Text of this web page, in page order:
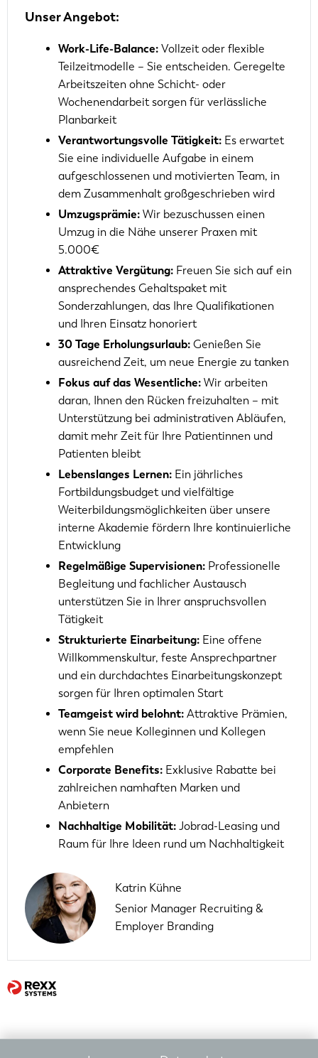
Unser Angebot:
Work-Life-Balance: Vollzeit oder flexible
Teilzeitmodelle – Sie entscheiden. Geregelte
Arbeitszeiten ohne Schicht- oder
Wochenendarbeit sorgen für verlässliche
Planbarkeit
Verantwortungsvolle Tätigkeit: Es erwartet
Sie eine individuelle Aufgabe in einem
aufgeschlossenen und motivierten Team, in
dem Zusammenhalt großgeschrieben wird
Umzugsprämie: Wir bezuschussen einen
Umzug in die Nähe unserer Praxen mit
5.000€
Attraktive Vergütung: Freuen Sie sich auf ein
ansprechendes Gehaltspaket mit
Sonderzahlungen, das Ihre Qualifikationen
und Ihren Einsatz honoriert
30 Tage Erholungsurlaub: Genießen Sie
ausreichend Zeit, um neue Energie zu tanken
Fokus auf das Wesentliche: Wir arbeiten
daran, Ihnen den Rücken freizuhalten – mit
Unterstützung bei administrativen Abläufen,
damit mehr Zeit für Ihre Patientinnen und
Patienten bleibt
Lebenslanges Lernen: Ein jährliches
Fortbildungsbudget und vielfältige
Weiterbildungsmöglichkeiten über unsere
interne Akademie fördern Ihre kontinuierliche
Entwicklung
Regelmäßige Supervisionen: Professionelle
Begleitung und fachlicher Austausch
unterstützen Sie in Ihrer anspruchsvollen
Tätigkeit
Strukturierte Einarbeitung: Eine offene
Willkommenskultur, feste Ansprechpartner
und ein durchdachtes Einarbeitungskonzept
sorgen für Ihren optimalen Start
Teamgeist wird belohnt: Attraktive Prämien,
wenn Sie neue Kolleginnen und Kollegen
empfehlen
Corporate Benefits: Exklusive Rabatte bei
zahlreichen namhaften Marken und
Anbietern
Nachhaltige Mobilität: Jobrad-Leasing und
Raum für Ihre Ideen rund um Nachhaltigkeit
Katrin Kühne
Senior Manager Recruiting &
Employer Branding